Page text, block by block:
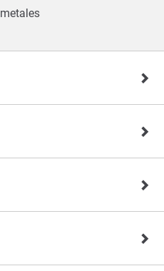
metales